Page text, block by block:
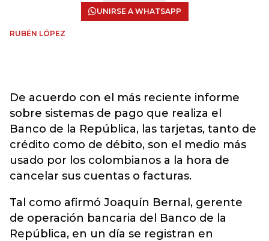
UNIRSE A WHATSAPP
RUBÉN LÓPEZ
De acuerdo con el más reciente informe
sobre sistemas de pago que realiza el
Banco de la República, las tarjetas, tanto de
crédito como de débito, son el medio más
usado por los colombianos a la hora de
cancelar sus cuentas o facturas.
Tal como afirmó Joaquín Bernal, gerente
de operación bancaria del Banco de la
República, en un día se registran en